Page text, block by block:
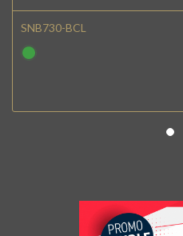
SNB730-BCL